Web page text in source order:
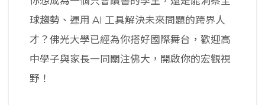
球趨勢、運用 AI 工具解決未來問題的跨界人
才？佛光大學已經為你搭好國際舞台，歡迎高
中學子與家長一同關注佛大，開啟你的宏觀視
野！